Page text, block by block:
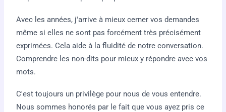
Avec les années, j'arrive à mieux cerner vos demandes
même si elles ne sont pas forcément très précisément
exprimées. Cela aide à la fluidité de notre conversation.
Comprendre les non-dits pour mieux y répondre avec vos
mots.
C'est toujours un privilège pour nous de vous entendre.
Nous sommes honorés par le fait que vous ayez pris ce